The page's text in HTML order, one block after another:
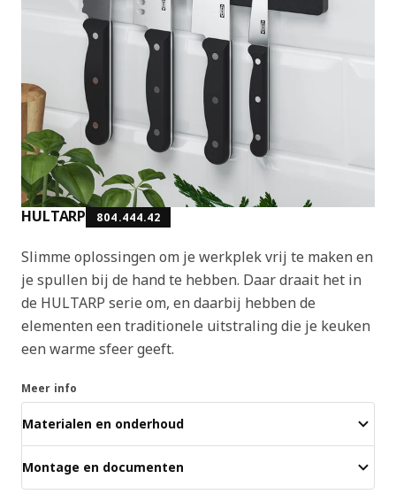
HULTARP 804.444.42
Slimme oplossingen om je werkplek vrij te maken en
je spullen bij de hand te hebben. Daar draait het in
de HULTARP serie om, en daarbij hebben de
elementen een traditionele uitstraling die je keuken
een warme sfeer geeft.
Meer info
Materialen en onderhoud
Montage en documenten